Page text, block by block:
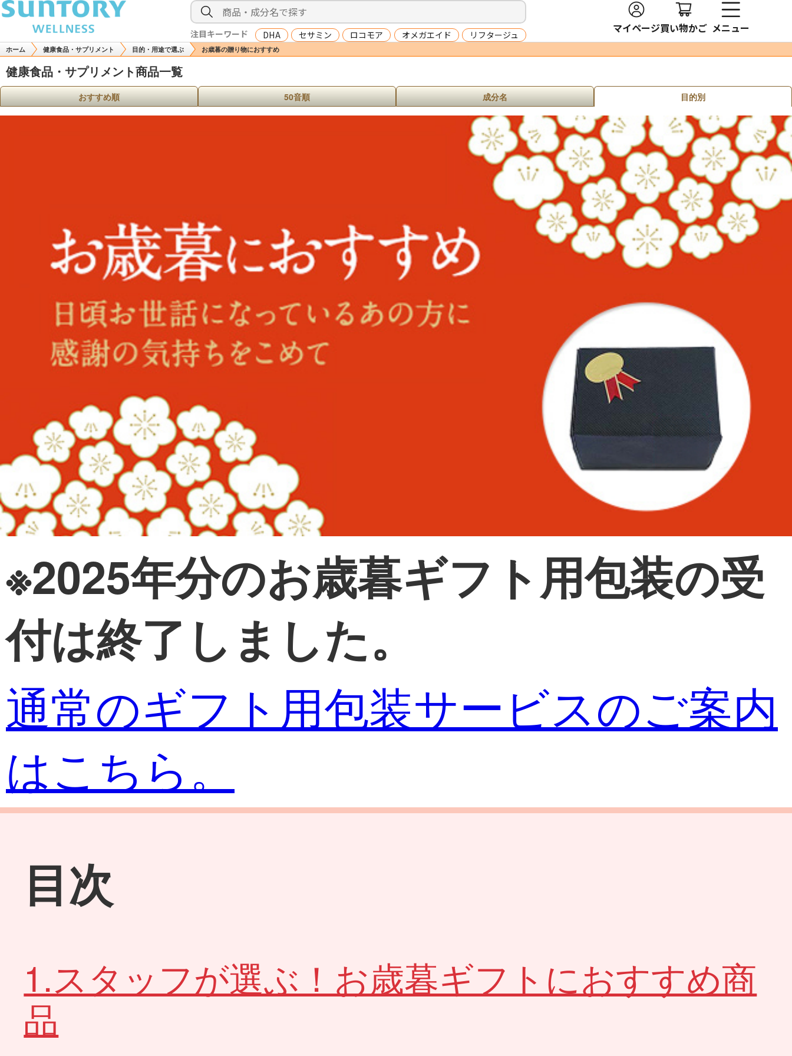
注目キーワード DHA セサミン ロコモア オメガエイド リフタージュ マイページ買い物かご メニュー
ホーム 健康食品・サプリメント 目的・用途で選ぶ お歳暮の贈り物におすすめ
健康食品・サプリメント商品一覧
おすすめ順 50音順 成分名 目的別
※2025年分のお歳暮ギフト用包装の受
付は終了しました。
通常のギフト用包装サービスのご案内
はこちら。
目次
1.スタッフが選ぶ！お歳暮ギフトにおすすめ商
品